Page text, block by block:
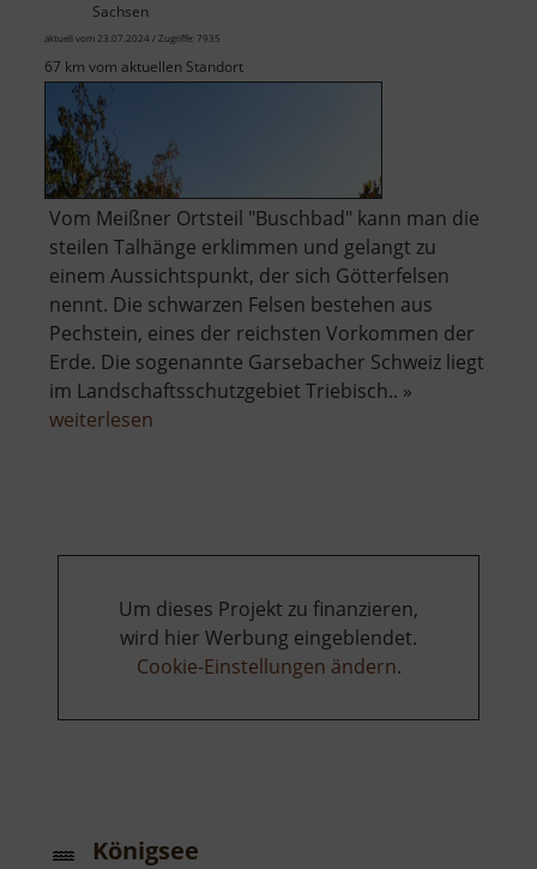
Sachsen
aktuell vom 23.07.2024 / Zugriffe: 7935
67 km vom aktuellen Standort
Vom Meißner Ortsteil "Buschbad" kann man die
steilen Talhänge erklimmen und gelangt zu
einem Aussichtspunkt, der sich Götterfelsen
nennt. Die schwarzen Felsen bestehen aus
Pechstein, eines der reichsten Vorkommen der
Erde. Die sogenannte Garsebacher Schweiz liegt
im Landschaftsschutzgebiet Triebisch.. »
weiterlesen
Um dieses Projekt zu finanzieren,
wird hier Werbung eingeblendet.
Cookie-Einstellungen ändern.
Königsee